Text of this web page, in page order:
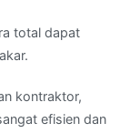
total dapat
kontraktor,
efisien dan